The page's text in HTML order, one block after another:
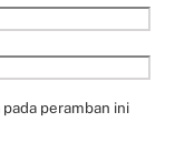
peramban ini